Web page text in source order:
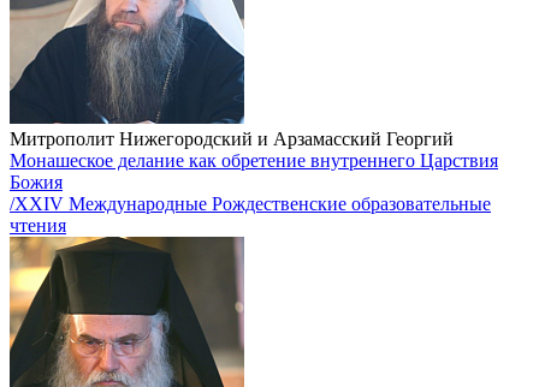
Митрополит Нижегородский и Арзамасский Георгий
Монашеское делание как обретение внутреннего Царствия
Божия
/XXIV Международные Рождественские образовательные
чтения